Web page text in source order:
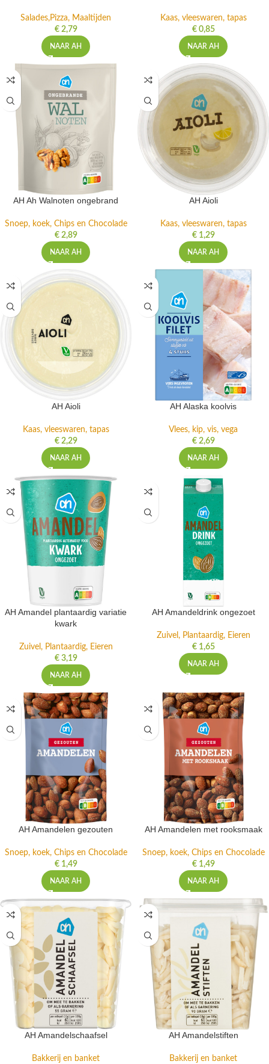
Salades,Pizza, Maaltijden
€2,79
NAAR AH
Kaas, vleeswaren, tapas
€0,85
NAAR AH
AH Ah Walnoten ongebrand
Snoep, koek, Chips en Chocolade
€2,89
NAAR AH
AH Aioli
Kaas, vleeswaren, tapas
€1,29
NAAR AH
AH Aioli
Kaas, vleeswaren, tapas
€2,29
NAAR AH
AH Alaska koolvis
Vlees, kip, vis, vega
€2,69
NAAR AH
AH Amandel plantaardig variatie
kwark
Zuivel, Plantaardig, Eieren
€3,19
NAAR AH
AH Amandeldrink ongezoet
Zuivel, Plantaardig, Eieren
€1,65
NAAR AH
AH Amandelen gezouten
Snoep, koek, Chips en Chocolade
€1,49
NAAR AH
AH Amandelen met rooksmaak
Snoep, koek, Chips en Chocolade
€1,49
NAAR AH
AH Amandelschaafsel
Bakkerij en banket
AH Amandelstiften
Bakkerij en banket